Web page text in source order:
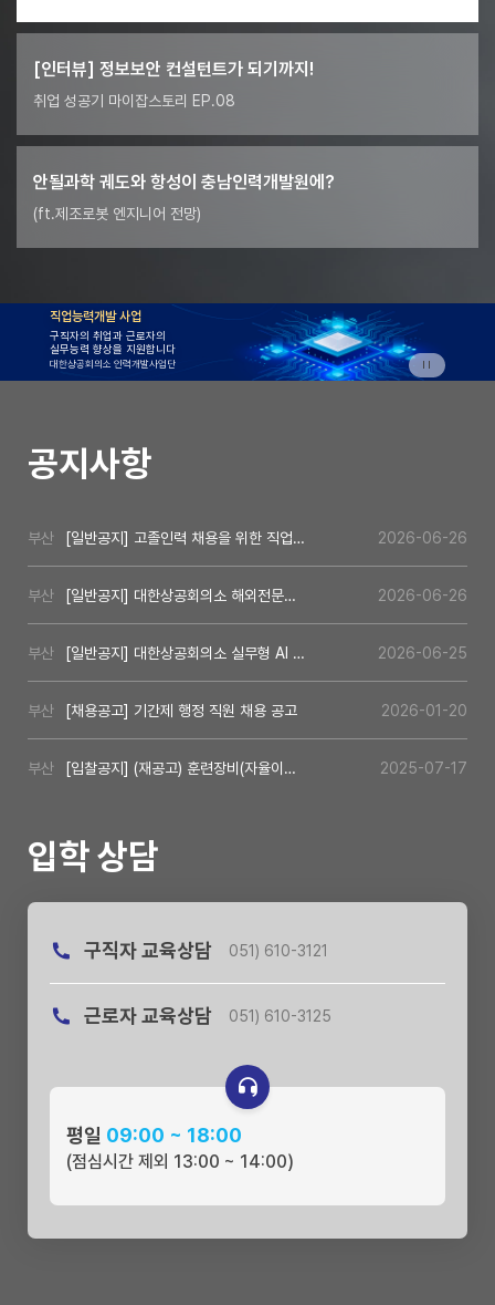
[인터뷰] 정보보안 컨설턴트가 되기까지!
취업 성공기 마이잡스토리 EP.08
안될과학 궤도와 항성이 충남인력개발원에?
(ft.제조로봇 엔지니어 전망)
직업능력개발 사업
구직자의 취업과 근로자의
실무능력 향상을 지원합니다
대한상공회의소 인력개발사업단
공지사항
부산 [일반공지] 고졸인력 채용을 위한 직업기초능력평가 안내 2026-06-26
부산 [일반공지] 대한상공회의소 해외전문기술인력(E-7-1) 유치 사업 참여기업 모집 2026-06-26
부산 [일반공지] 대한상공회의소 실무형 AI 교육플랫폼 WORK.AI 안내 2026-06-25
부산 [채용공고] 기간제 행정 직원 채용 공고 2026-01-20
부산 [입찰공지] (재공고) 훈련장비(자율이동로봇) 구매 2025-07-17
입학 상담
구직자 교육상담 051) 610-3121
근로자 교육상담 051) 610-3125
평일 09:00 ~ 18:00
(점심시간 제외 13:00 ~ 14:00)